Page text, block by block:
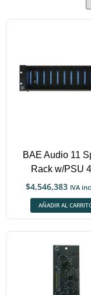
BAE Audio 11
Rack w/PSU
$4,546,383 IVA
AÑADIR AL